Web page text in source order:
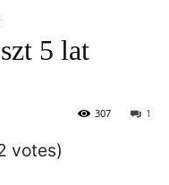
5 lat
1
307
votes)